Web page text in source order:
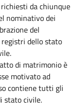
da chiunque
nominativo dei
del
dello stato
di matrimonio è
motivato ad
contiene tutti gli
stato civile.